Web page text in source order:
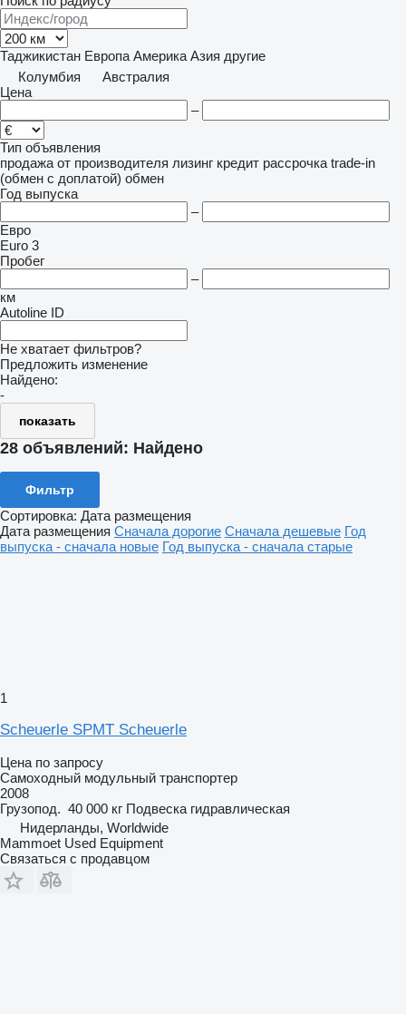
Таджикистан Европа Америка Азия другие
Колумбия
Австралия
Цена
–
Тип объявления
продажа от производителя лизинг кредит рассрочка trade-in
(обмен с доплатой) обмен
Год выпуска
–
Евро
Euro 3
Пробег
–
км
Autoline ID
Не хватает фильтров?
Предложить изменение
Найдено:
-
показать
28 объявлений: Найдено
Фильтр
Сортировка: Дата размещения
Дата размещения Сначала дорогие Сначала дешевые Год
выпуска - сначала новые Год выпуска - сначала старые
1
Scheuerle SPMT Scheuerle
Цена по запросу
Самоходный модульный транспортер
2008
Грузопод. 40 000 кг Подвеска гидравлическая
Нидерланды, Worldwide
Mammoet Used Equipment
Связаться с продавцом